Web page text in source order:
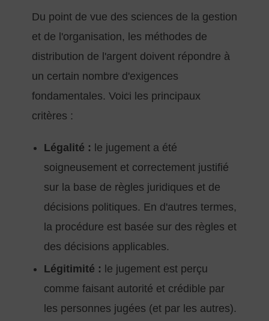
Du point de vue des sciences de la gestion
et de l'organisation, les méthodes de
distribution de l'argent doivent répondre à
un certain nombre d'exigences
fondamentales. Voici les principaux
critères :
Légalité : le jugement a été
soigneusement et correctement justifié
sur la base de règles juridiques et de
décisions politiques. En d'autres termes,
la procédure est basée sur des règles et
des décisions applicables.
Légitimité : le jugement est perçu
comme faisant autorité et crédible par
les personnes jugées (et par les autres).